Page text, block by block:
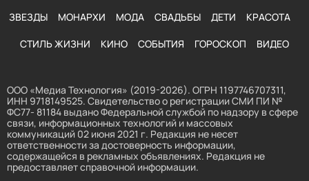
ЗВЕЗДЫ МОНАРХИ МОДА СВАДЬБЫ ДЕТИ КРАСОТА
СТИЛЬ ЖИЗНИ КИНО СОБЫТИЯ ГОРОСКОП ВИДЕО
ООО «Медиа Технология» (2019-2026). ОГРН 1197746707311,
ИНН 9718149525. Свидетельство о регистрации СМИ ПИ №
ФС77- 81184 выдано Федеральной службой по надзору в сфере
связи, информационных технологий и массовых
коммуникаций 02 июня 2021 г. Редакция не несет
ответственности за достоверность информации,
содержащейся в рекламных объявлениях. Редакция не
предоставляет справочной информации.